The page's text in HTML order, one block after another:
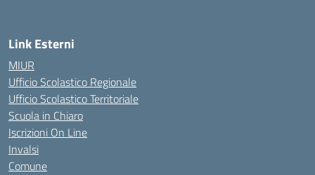
Link Esterni
MIUR
Ufficio Scolastico Regionale
Ufficio Scolastico Territoriale
Scuola in Chiaro
Iscrizioni On Line
Invalsi
Comune